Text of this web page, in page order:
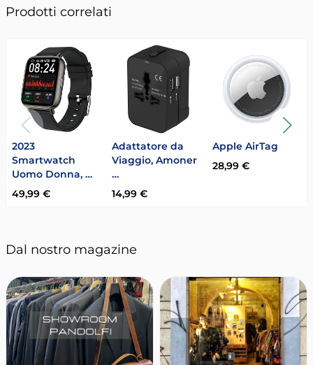
Prodotti correlati
2023
Smartwatch
Uomo Donna, …
49,99 €
Adattatore da
Viaggio, Amoner
…
14,99 €
Apple AirTag
28,99 €
Dal nostro magazine